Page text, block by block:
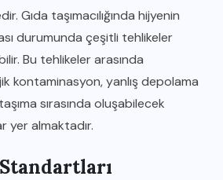
Gıda taşımacılığında hijyenin
durumunda çeşitli tehlikeler
Bu tehlikeler arasında
kontaminasyon, yanlış depolama
sırasında oluşabilecek
yer almaktadır.